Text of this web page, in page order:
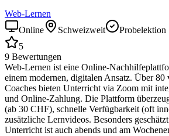
Web-Lernen
Online
Schweizweit
Probelektion
5
9 Bewertungen
Web-Lernen ist eine Online-
einem modernen, digitalen Ansatz. Über
Coaches bieten Unterricht via Zoom mit
und Online-Zahlung. Die Plattform
(ab 30 CHF), schnelle Verfügbarkeit (oft
zusätzliche Lernvideos. Besonders
Unterricht ist auch abends und am